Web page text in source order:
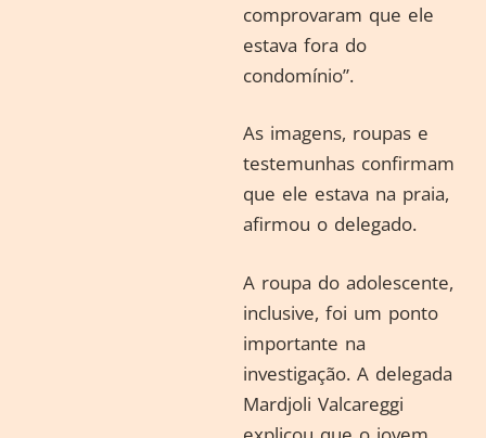
comprovaram que ele
estava fora do
condomínio”.
As imagens, roupas e
testemunhas confirmam
que ele estava na praia,
afirmou o delegado.
A roupa do adolescente,
inclusive, foi um ponto
importante na
investigação. A delegada
Mardjoli Valcareggi